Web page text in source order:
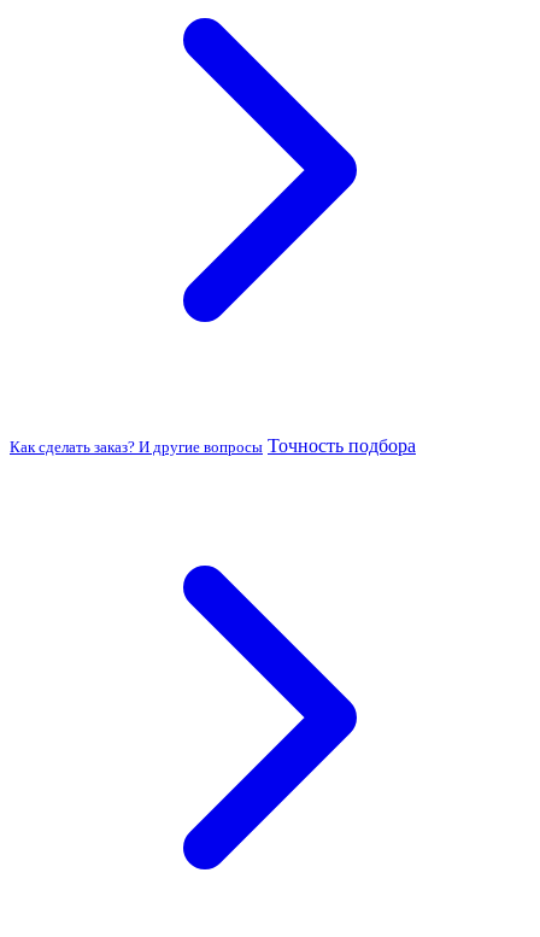
Как сделать заказ? И другие вопросы Точность подбора